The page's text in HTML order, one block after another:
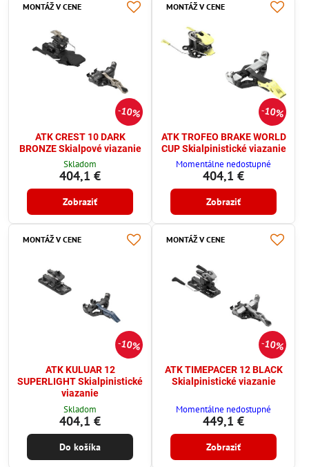
10%
MONTÁŽ V CENE
ATK CREST 10 DARK
BRONZE Skialpové viazanie
Skladom
404,1 €
Zobraziť
10%
MONTÁŽ V CENE
ATK TROFEO BRAKE WORLD
CUP Skialpinistické viazanie
Momentálne nedostupné
404,1 €
Zobraziť
10%
MONTÁŽ V CENE
ATK KULUAR 12
SUPERLIGHT Skialpinistické
viazanie
Skladom
404,1 €
Do košíka
10%
MONTÁŽ V CENE
ATK TIMEPACER 12 BLACK
Skialpinistické viazanie
Momentálne nedostupné
449,1 €
Zobraziť